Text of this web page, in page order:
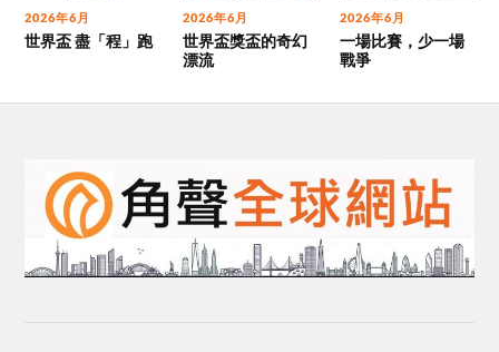
2026年6月
世界盃 盡「程」跑
2026年6月
世界盃獎盃的奇幻
漂流
2026年6月
一場比賽，少一場
戰爭